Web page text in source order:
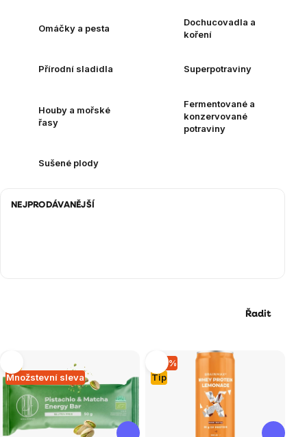
Omáčky a pesta
Dochucovadla a
koření
Přírodní sladidla Superpotraviny
Houby a mořské
řasy
Fermentované a
konzervované
potraviny
Sušené plody
NEJPRODÁVANĚJŠÍ
Řadit
produktů
Množstevní sleva
Tip
–14 %